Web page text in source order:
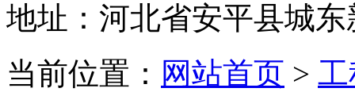
地址：河北省安平县城
当前位置： 网站首页 >